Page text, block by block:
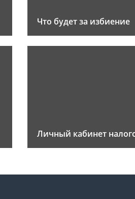
Что будет за избиение
Личный кабинет